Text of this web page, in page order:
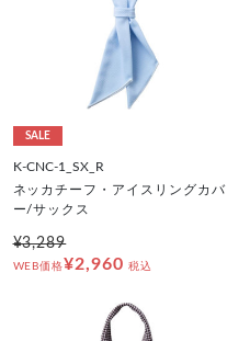
SALE
K-CNC-1_SX_R
ネッカチーフ・アイスリングカバ
ー/サックス
¥3,289
WEB価格¥2,960 税込